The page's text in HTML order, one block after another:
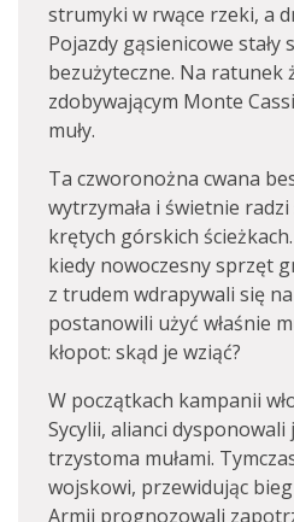
strumyki w rwące rzeki, a
Pojazdy gąsienicowe stały
bezużyteczne. Na ratunek
zdobywającym Monte
muły.
Ta czworonożna cwana
wytrzymała i świetnie
krętych górskich
kiedy nowoczesny sprzęt
z trudem wdrapywali się
postanowili użyć właśnie
kłopot: skąd je wziąć?
W początkach kampanii
Sycylii, alianci dysponowali
trzystoma mułami.
wojskowi, przewidując
Armii prognozowali